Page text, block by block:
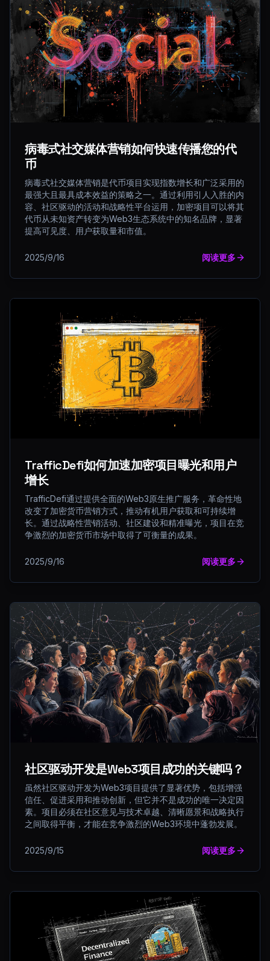
病毒式社交媒体营销如何快速传播您的代
币
病毒式社交媒体营销是代币项目实现指数增长和广泛采用的
最强大且最具成本效益的策略之一。通过利用引人入胜的内
容、社区驱动的活动和战略性平台运用，加密项目可以将其
代币从未知资产转变为Web3生态系统中的知名品牌，显著
提高可见度、用户获取量和市值。
2025/9/16 阅读更多
TrafficDefi如何加速加密项目曝光和用户
增长
TrafficDefi通过提供全面的Web3原生推广服务，革命性地
改变了加密货币营销方式，推动有机用户获取和可持续增
长。通过战略性营销活动、社区建设和精准曝光，项目在竞
争激烈的加密货币市场中取得了可衡量的成果。
2025/9/16 阅读更多
社区驱动开发是Web3项目成功的关键吗？
虽然社区驱动开发为Web3项目提供了显著优势，包括增强
信任、促进采用和推动创新，但它并不是成功的唯一决定因
素。项目必须在社区意见与技术卓越、清晰愿景和战略执行
之间取得平衡，才能在竞争激烈的Web3环境中蓬勃发展。
2025/9/15 阅读更多